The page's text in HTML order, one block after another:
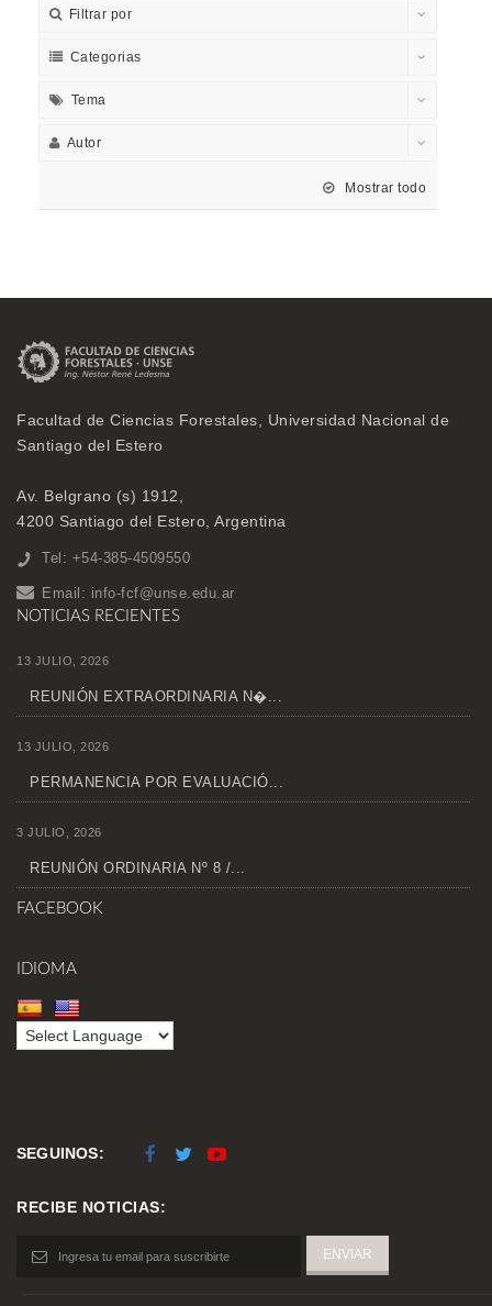
Filtrar por
Categorias
Tema
Autor
Mostrar todo
Facultad de Ciencias Forestales, Universidad Nacional de
Santiago del Estero
Av. Belgrano (s) 1912,
4200 Santiago del Estero, Argentina
Tel: +54-385-4509550
Email: info-fcf@unse.edu.ar
NOTICIAS RECIENTES
13 JULIO, 2026
REUNIÓN EXTRAORDINARIA N�...
13 JULIO, 2026
PERMANENCIA POR EVALUACIÓ...
3 JULIO, 2026
REUNIÓN ORDINARIA Nº 8 /...
FACEBOOK
IDIOMA
SEGUINOS:
RECIBE NOTICIAS: